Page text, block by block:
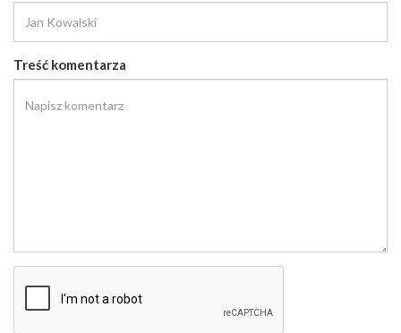
Treść komentarza